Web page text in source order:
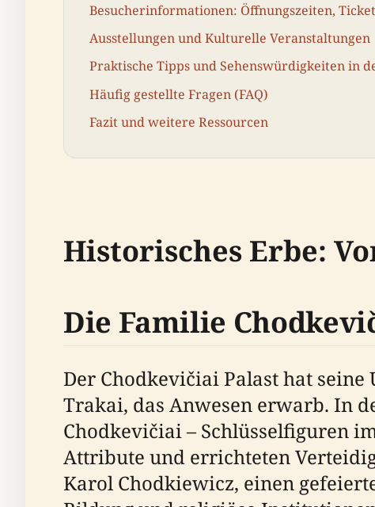
Besucherinformationen: Öffnungszeiten,
Ausstellungen und Kulturelle Veranstaltungen
Praktische Tipps und Sehenswürdigkeiten in
Häufig gestellte Fragen (FAQ)
Fazit und weitere Ressourcen
Historisches Erbe:
Die Familie
Der Chodkevičiai Palast hat
Trakai, das Anwesen erwarb. In
Chodkevičiai – Schlüsselfiguren
Attribute und errichteten
Karol Chodkiewicz, einen